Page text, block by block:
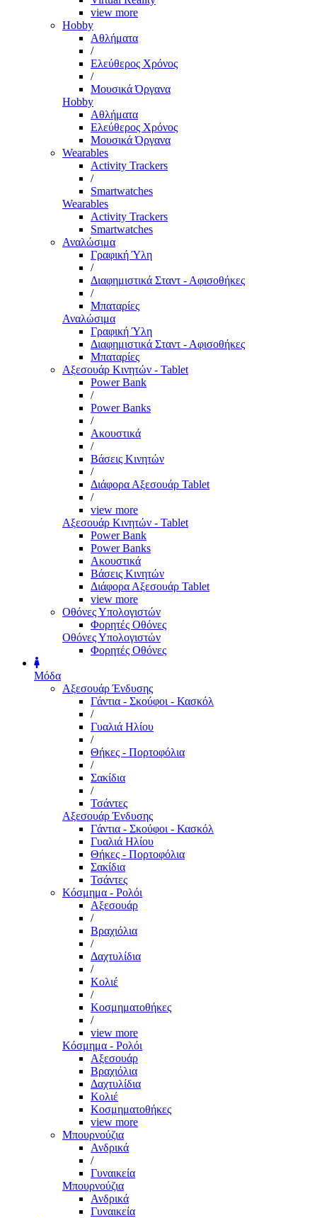
view more
Hobby
Αθλήματα
/
Ελεύθερος Χρόνος
/
Μουσικά Όργανα
Hobby
Αθλήματα
Ελεύθερος Χρόνος
Μουσικά Όργανα
Wearables
Activity Trackers
/
Smartwatches
Wearables
Activity Trackers
Smartwatches
Αναλώσιμα
Γραφική Ύλη
/
Διαφημιστικά Σταντ - Αφισοθήκες
/
Μπαταρίες
Αναλώσιμα
Γραφική Ύλη
Διαφημιστικά Σταντ - Αφισοθήκες
Μπαταρίες
Αξεσουάρ Κινητών - Tablet
Power Bank
/
Power Banks
/
Ακουστικά
/
Βάσεις Κινητών
/
Διάφορα Αξεσουάρ Tablet
/
view more
Αξεσουάρ Κινητών - Tablet
Power Bank
Power Banks
Ακουστικά
Βάσεις Κινητών
Διάφορα Αξεσουάρ Tablet
view more
Οθόνες Υπολογιστών
Φορητές Οθόνες
Οθόνες Υπολογιστών
Φορητές Οθόνες
Μόδα
Αξεσουάρ Ένδυσης
Γάντια - Σκούφοι - Κασκόλ
/
Γυαλιά Ηλίου
/
Θήκες - Πορτοφόλια
/
Σακίδια
/
Τσάντες
Αξεσουάρ Ένδυσης
Γάντια - Σκούφοι - Κασκόλ
Γυαλιά Ηλίου
Θήκες - Πορτοφόλια
Σακίδια
Τσάντες
Κόσμημα - Ρολόι
Αξεσουάρ
/
Βραχιόλια
/
Δαχτυλίδια
/
Κολιέ
/
Κοσμηματοθήκες
/
view more
Κόσμημα - Ρολόι
Αξεσουάρ
Βραχιόλια
Δαχτυλίδια
Κολιέ
Κοσμηματοθήκες
view more
Μπουρνούζια
Ανδρικά
/
Γυναικεία
Μπουρνούζια
Ανδρικά
Γυναικεία